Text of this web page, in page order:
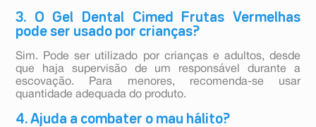
3. O Gel Dental Cimed Frutas Vermelhas
pode ser usado por crianças?
Sim. Pode ser utilizado por crianças e adultos, desde
que haja supervisão de um responsável durante a
escovação. Para menores, recomenda-se usar
quantidade adequada do produto.
4. Ajuda a combater o mau hálito?